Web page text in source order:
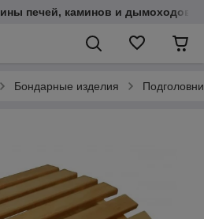
печей, каминов и дымоходов
Бондарные изделия